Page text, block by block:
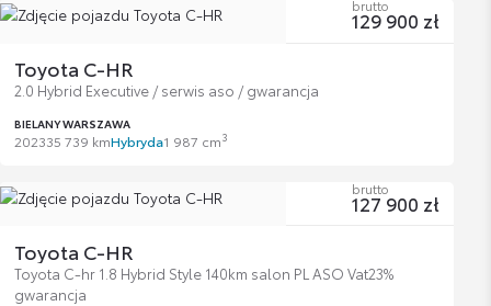
Toyota C-HR
2.0 Hybrid Executive / serwis aso / gwarancja
BIELANY WARSZAWA
202335 739 kmHybryda1 987 cm3
brutto
129 900 zł
Toyota C-HR
Toyota C-hr 1.8 Hybrid Style 140km salon PL ASO Vat23%
gwarancja
brutto
127 900 zł